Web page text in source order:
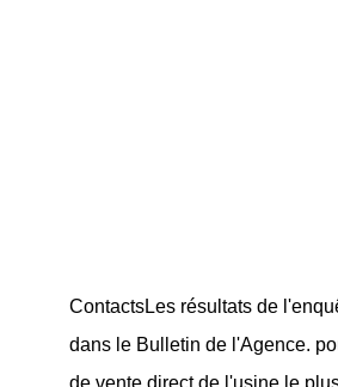
ContactsLes résultats de
dans le Bulletin de l'Agence.